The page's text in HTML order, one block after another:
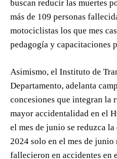
buscan reducir las muertes
más de 109 personas
motociclistas los que mes
pedagogía y capacitaciones
Asimismo, el Instituto de
Departamento, adelanta
concesiones que integran la
mayor accidentalidad en el
el mes de junio se reduzca
2024 solo en el mes de junio
fallecieron en accidentes en